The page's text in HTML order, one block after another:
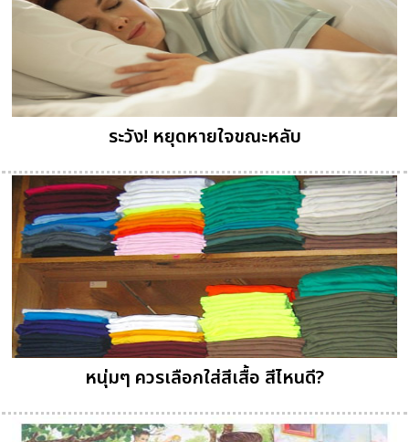
ระวัง! หยุดหายใจขณะหลับ
หนุ่มๆ ควรเลือกใส่สีเสื้อ สีไหนดี?